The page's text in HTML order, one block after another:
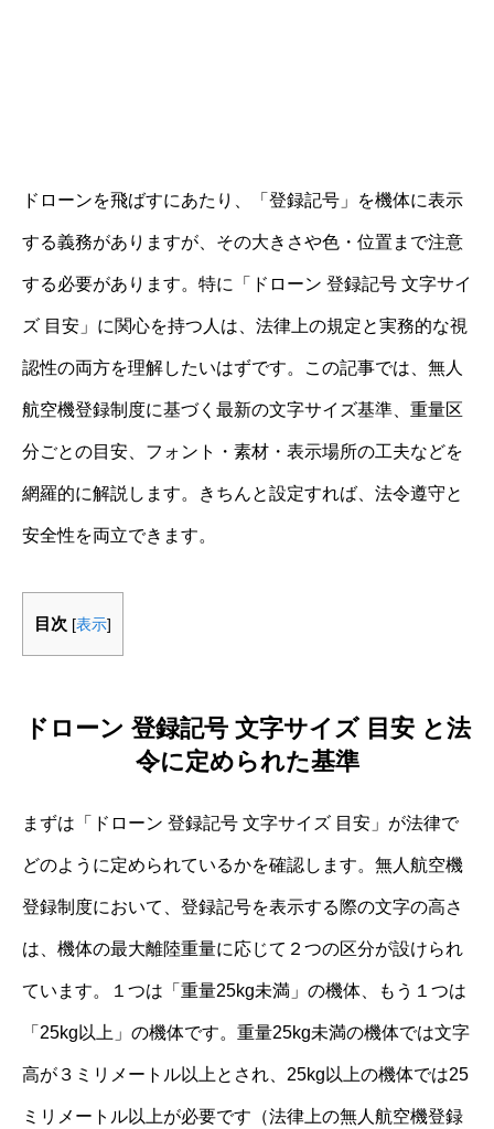
ドローンを飛ばすにあたり、「登録記号」を機体に表示
する義務がありますが、その大きさや色・位置まで注意
する必要があります。特に「ドローン 登録記号 文字サイ
ズ 目安」に関心を持つ人は、法律上の規定と実務的な視
認性の両方を理解したいはずです。この記事では、無人
航空機登録制度に基づく最新の文字サイズ基準、重量区
分ごとの目安、フォント・素材・表示場所の工夫などを
網羅的に解説します。きちんと設定すれば、法令遵守と
安全性を両立できます。
目次 [表示]
ドローン 登録記号 文字サイズ 目安 と法
令に定められた基準
まずは「ドローン 登録記号 文字サイズ 目安」が法律で
どのように定められているかを確認します。無人航空機
登録制度において、登録記号を表示する際の文字の高さ
は、機体の最大離陸重量に応じて２つの区分が設けられ
ています。１つは「重量25kg未満」の機体、もう１つは
「25kg以上」の機体です。重量25kg未満の機体では文字
高が３ミリメートル以上とされ、25kg以上の機体では25
ミリメートル以上が必要です（法律上の無人航空機登録